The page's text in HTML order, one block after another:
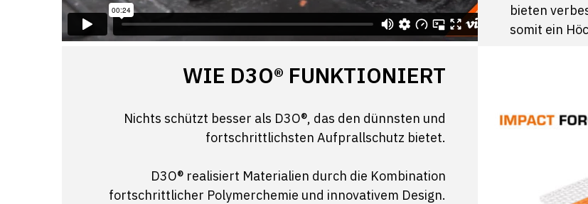
bieten
somit ein
WIE D3O® FUNKTIONIERT
Nichts schützt besser als D3O®, das den dünnsten und
fortschrittlichsten Aufprallschutz bietet.
D3O® realisiert Materialien durch die Kombination
fortschrittlicher Polymerchemie und innovativem Design.